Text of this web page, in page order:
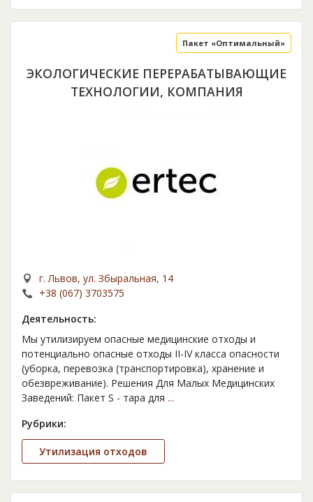
ЭКОЛОГИЧЕСКИЕ ПЕРЕРАБАТЫВАЮЩИЕ
ТЕХНОЛОГИИ, КОМПАНИЯ
Пакет «Оптимальный»
г. Львов, ул. Збыральная, 14
+38 (067) 3703575
Деятельность:
Мы утилизируем опасные медицинские отходы и
потенциально опасные отходы II-IV класса опасности
(уборка, перевозка (транспортировка), хранение и
обезвреживание). Решения Для Малых Медицинских
Заведений: Пакет S - тара для ...
Рубрики:
Утилизация отходов